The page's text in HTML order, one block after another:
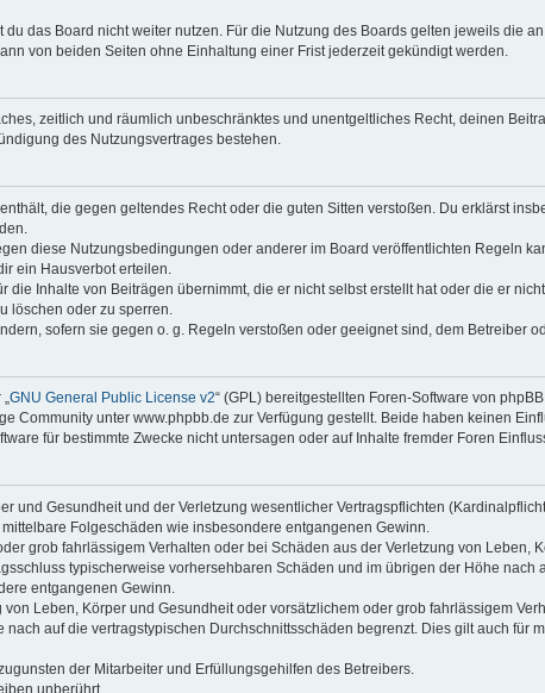
das Board nicht weiter nutzen. Für die Nutzung des Boards gelten jeweils die
von beiden Seiten ohne Einhaltung einer Frist jederzeit gekündigt werden.
zeitlich und räumlich unbeschränktes und unentgeltliches Recht, deinen
des Nutzungsvertrages bestehen.
die gegen geltendes Recht oder die guten Sitten verstoßen. Du erklärst
diese Nutzungsbedingungen oder anderer im Board veröffentlichten Regeln
ein Hausverbot erteilen.
die Inhalte von Beiträgen übernimmt, die er nicht selbst erstellt hat oder die er
löschen oder zu sperren.
sofern sie gegen o. g. Regeln verstoßen oder geeignet sind, dem Betreiber
GNU General Public License v2“ (GPL) bereitgestellten Foren-Software von
Community unter www.phpbb.de zur Verfügung gestellt. Beide haben keinen
für bestimmte Zwecke nicht untersagen oder auf Inhalte fremder Foren
und Gesundheit und der Verletzung wesentlicher Vertragspflichten
Folgeschäden wie insbesondere entgangenen Gewinn.
grob fahrlässigem Verhalten oder bei Schäden aus der Verletzung von Leben,
typischerweise vorhersehbaren Schäden und im übrigen der Höhe nach
entgangenen Gewinn.
Leben, Körper und Gesundheit oder vorsätzlichem oder grob fahrlässigem
auf die vertragstypischen Durchschnittsschäden begrenzt. Dies gilt auch für
der Mitarbeiter und Erfüllungsgehilfen des Betreibers.
unberührt.